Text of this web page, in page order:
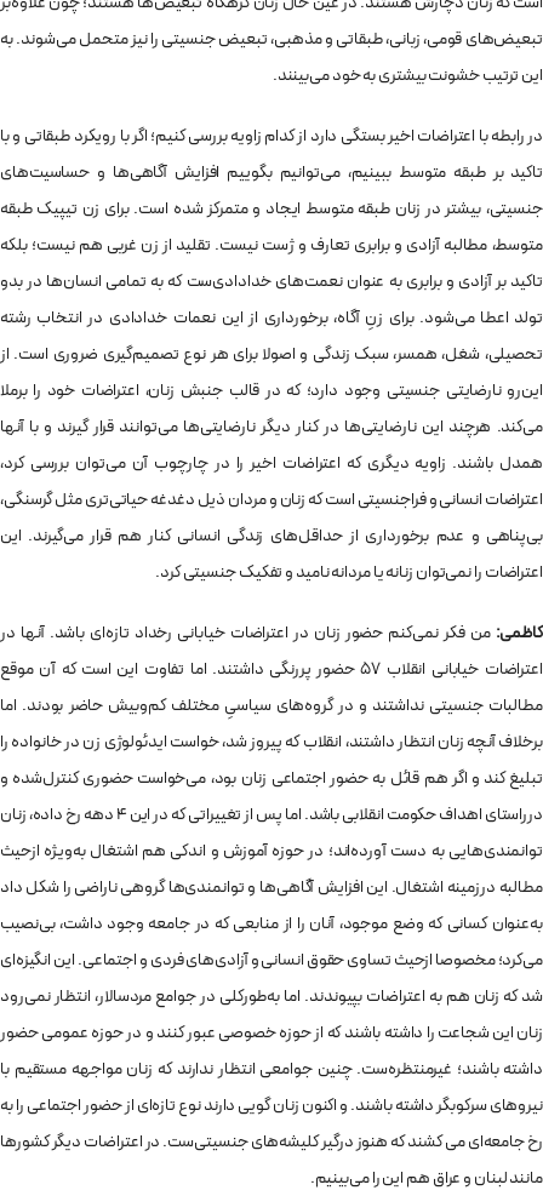
تبعیض‌های قومی، زبانی، طبقاتی و مذهبی، تبعیض جنسیتی را نیز متحمل می‌شوند. به
این ترتیب خشونت بیشتری به خود می‌بینند.
در رابطه با اعتراضات اخیر بستگی دارد از کدام زاویه بررسی کنیم؛ اگر با رویکرد طبقاتی و با
تاکید بر طبقه متوسط ببینیم، می‌توانیم بگوییم افزایش آگاهی‌ها و حساسیت‌های
جنسیتی، بیشتر در زنان طبقه متوسط ایجاد و متمرکز شده است. برای زن تیپیک طبقه
متوسط، مطالبه آزادی و برابری تعارف و ژست نیست. تقلید از زن غربی هم نیست؛ بلکه
تاکید بر آزادی و برابری به عنوان نعمت‌های خدادادی‌ست که به تمامی انسان‌ها در بدو
تولد اعطا می‌شود. برای زنِ آگاه، برخورداری از این نعمات خدادادی در انتخاب رشته
تحصیلی، شغل، همسر، سبک زندگی و اصولا برای هر نوع تصمیم‌گیری ضروری است. از
این‌رو نارضایتی جنسیتی وجود دارد؛ که در قالب جنبش زنان، اعتراضات خود را برملا
می‌کند. هرچند این نارضایتی‌ها در کنار دیگر نارضایتی‌ها می‌توانند قرار گیرند و با آنها
همدل باشند. زاویه دیگری که اعتراضات اخیر را در چارچوب آن می‌توان بررسی کرد،
اعتراضات انسانی و فراجنسیتی است که زنان و مردان ذیل دغدغه حیاتی‌تری مثل گرسنگی،
بی‌پناهی و عدم برخورداری از حداقل‌های زندگی انسانی کنار هم قرار می‌گیرند. این
اعتراضات را نمی‌توان زنانه یا مردانه نامید و تفکیک جنسیتی کرد.
کاظمی: من فکر نمی‌کنم حضور زنان در اعتراضات خیابانی رخداد تازه‌ای باشد. آنها در
اعتراضات خیابانی انقلاب 57 حضور پررنگی داشتند. اما تفاوت این است که آن موقع
مطالبات جنسیتی نداشتند و در گروه‌های سیاسیِ مختلف کم‌وبیش حاضر بودند. اما
برخلاف آنچه زنان انتظار داشتند، انقلاب که پیروز شد، خواست ایدئولوژی زن در خانواده را
تبلیغ کند و اگر هم قائل به حضور اجتماعی زنان بود، می‌خواست حضوری کنترل‌شده و
درراستای اهداف حکومت انقلابی باشد. اما پس از تغییراتی که در این 4 دهه رخ داده، زنان
توانمندی‌هایی به دست آورده‌اند؛ در حوزه آموزش و اندکی هم اشتغال به‌ویژه ازحیث
مطالبه درزمینه اشتغال. این افزایش آگاهی‌ها و توانمندی‌ها گروهی ناراضی را شکل داد
به‌عنوان کسانی که وضع موجود، آنان را از منابعی که در جامعه وجود داشت، بی‌نصیب
می‌کرد؛ مخصوصا ازحیث تساوی حقوق انسانی و آزادی‌های فردی و اجتماعی. این انگیزه‌ای
شد که زنان هم به اعتراضات بپیوندند. اما به‌طورکلی در جوامع مردسالار، انتظار نمی‌رود
زنان این شجاعت را داشته باشند که از حوزه خصوصی عبور کنند و در حوزه عمومی حضور
داشته باشند؛ غیرمنتظره‌ست. چنین جوامعی انتظار ندارند که زنان مواجهه مستقیم با
نیروهای سرکوبگر داشته باشند. و اکنون زنان گویی دارند نوع تازه‌ای از حضور اجتماعی را به
رخ جامعه‌ای می کشند که هنوز درگیر کلیشه‌های جنسیتی‌ست. در اعتراضات دیگر کشورها
مانند لبنان و عراق هم این را می‌بینیم.